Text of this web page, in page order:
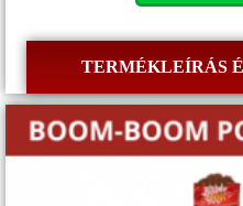
TERMÉKLEÍRÁS